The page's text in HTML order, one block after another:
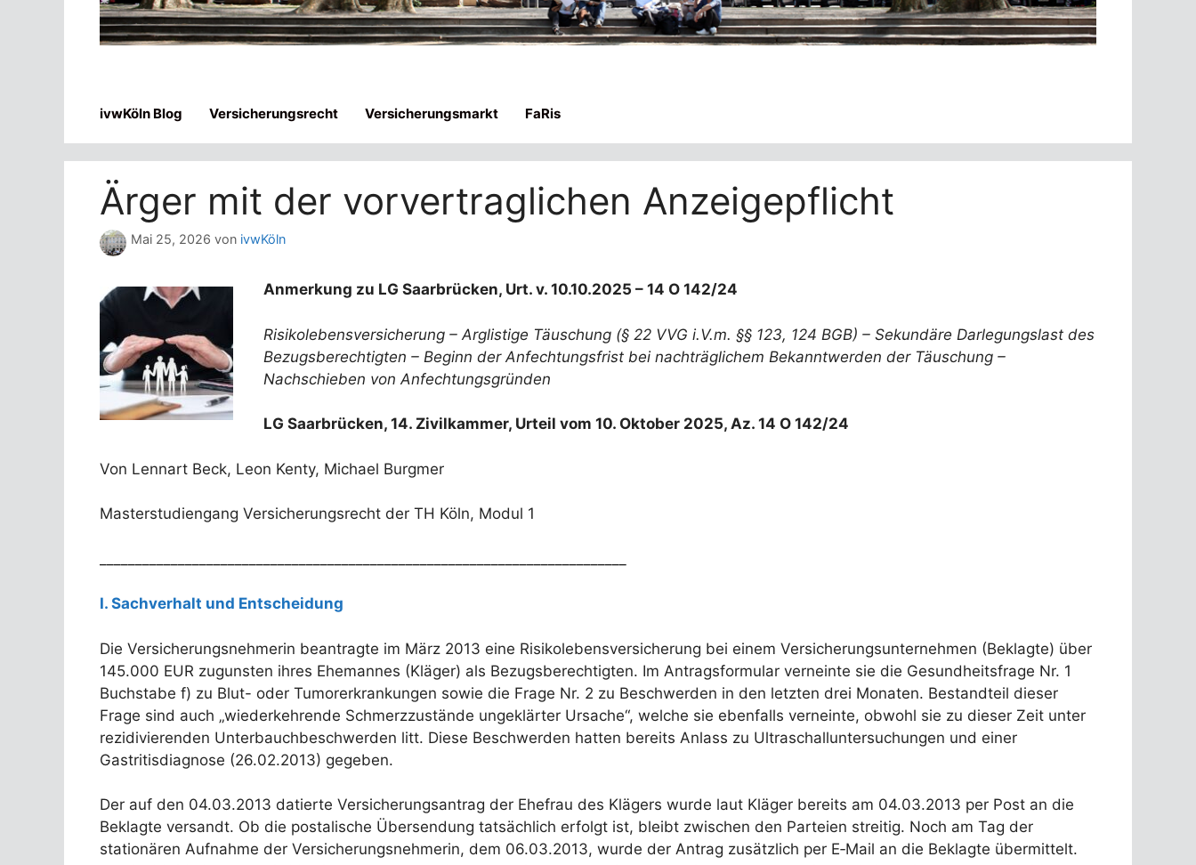
ivwKöln Blog Versicherungsrecht Versicherungsmarkt FaRis
Ärger mit der vorvertraglichen Anzeigepflicht
Mai 25, 2026 von ivwKöln
Anmerkung zu LG Saarbrücken, Urt. v. 10.10.2025 – 14 O 142/24
Risikolebensversicherung – Arglistige Täuschung (§ 22 VVG i.V.m. §§ 123, 124 BGB) – Sekundäre Darlegungslast des
Bezugsberechtigten – Beginn der Anfechtungsfrist bei nachträglichem Bekanntwerden der Täuschung –
Nachschieben von Anfechtungsgründen
LG Saarbrücken, 14. Zivilkammer, Urteil vom 10. Oktober 2025, Az. 14 O 142/24
Von Lennart Beck, Leon Kenty, Michael Burgmer
Masterstudiengang Versicherungsrecht der TH Köln, Modul 1
I. Sachverhalt und Entscheidung
Die Versicherungsnehmerin beantragte im März 2013 eine Risikolebensversicherung bei einem Versicherungsunternehmen (Beklagte) über
145.000 EUR zugunsten ihres Ehemannes (Kläger) als Bezugsberechtigten. Im Antragsformular verneinte sie die Gesundheitsfrage Nr. 1
Buchstabe f) zu Blut- oder Tumorerkrankungen sowie die Frage Nr. 2 zu Beschwerden in den letzten drei Monaten. Bestandteil dieser
Frage sind auch „wiederkehrende Schmerzzustände ungeklärter Ursache“, welche sie ebenfalls verneinte, obwohl sie zu dieser Zeit unter
rezidivierenden Unterbauchbeschwerden litt. Diese Beschwerden hatten bereits Anlass zu Ultraschalluntersuchungen und einer
Gastritisdiagnose (26.02.2013) gegeben.
Der auf den 04.03.2013 datierte Versicherungsantrag der Ehefrau des Klägers wurde laut Kläger bereits am 04.03.2013 per Post an die
Beklagte versandt. Ob die postalische Übersendung tatsächlich erfolgt ist, bleibt zwischen den Parteien streitig. Noch am Tag der
stationären Aufnahme der Versicherungsnehmerin, dem 06.03.2013, wurde der Antrag zusätzlich per E‑Mail an die Beklagte übermittelt.